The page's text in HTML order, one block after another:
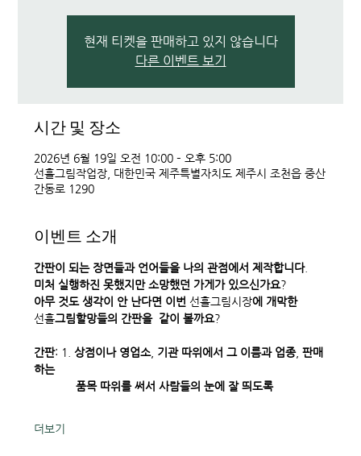
현재 티켓을 판매하고 있지 않습니다
다른 이벤트 보기
시간 및 장소
2026년 6월 19일 오전 10:00 – 오후 5:00
선흘그림작업장, 대한민국 제주특별자치도 제주시 조천읍 중산
간동로 1290
이벤트 소개
간판이 되는 장면들과 언어들을 나의 관점에서 제작합니다.
미처 실행하진 못했지만 소망했던 가게가 있으신가요?
아무 것도 생각이 안 난다면 이번 선흘그림시장에 개막한
선흘그림할망들의 간판을 같이 볼까요?
간판: 1. 상점이나 영업소, 기관 따위에서 그 이름과 업종, 판매
하는
품목 따위를 써서 사람들의 눈에 잘 띄도록
더보기